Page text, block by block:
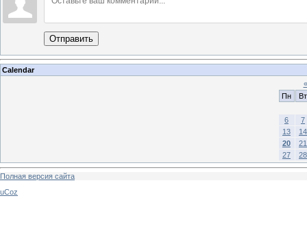
Отправить
Calendar
«
Пн
Вт
6
7
13
14
20
21
27
28
Полная версия сайта
uCoz